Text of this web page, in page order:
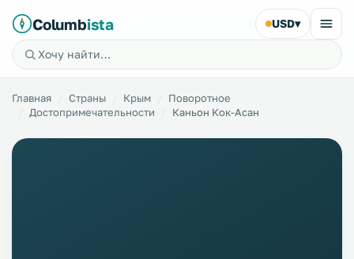
Columbista USD▾
Главная Страны Крым
Поворотное
Достопримечательности
Каньон Кок-Асан